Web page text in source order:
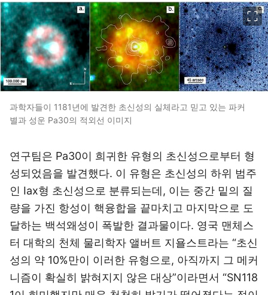
과학자들이 1181년에 발견한 초신성의 실체라고 믿고 있는 파커
별과 성운 Pa30의 적외선 이미지
연구팀은 Pa30이 희귀한 유형의 초신성으로부터 형
성되었음을 발견했다. 이 유형은 초신성의 하위 범주
인 Iax형 초신성으로 분류되는데, 이는 중간 밑의 질
량을 가진 항성이 핵융합을 끝마치고 마지막으로 도
달하는 백석왜성이 폭발한 결과물이다. 영국 맨체스
터 대학의 천체 물리학자 앨버트 지욜스트라는 “초신
성의 약 10%만이 이러한 유형으로, 아직까지 그 메커
니즘이 확실히 밝혀지지 않은 대상”이라면서 “SN118